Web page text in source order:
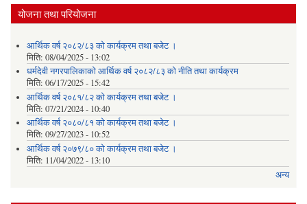
योजना तथा परियोजना
आर्थिक वर्ष २०८२/८३ को कार्यक्रम तथा बजेट ।
मिति: 08/04/2025 - 13:02
धर्मदेवी नगरपालिकाको आर्थिक वर्ष २०८२/८३ को नीति तथा कार्यक्रम
मिति: 06/17/2025 - 15:42
आर्थिक वर्ष २०८१/८२ को कार्यक्रम तथा बजेट ।
मिति: 07/21/2024 - 10:40
आर्थिक वर्ष २०८०/८१ को कार्यक्रम तथा बजेट ।
मिति: 09/27/2023 - 10:52
आर्थिक वर्ष २०७९/८० को कार्यक्रम तथा बजेट ।
मिति: 11/04/2022 - 13:10
अन्य